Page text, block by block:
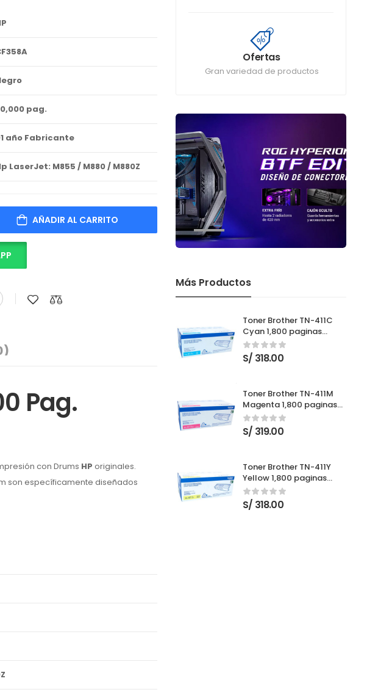
Ofertas
Gran variedad de productos
Más Productos
Toner Brother TN-411C
Cyan 1,800 paginas
Nuevo
S/ 318.00
Toner Brother TN-411M
Magenta 1,800 paginas
Nuevo
S/ 319.00
Toner Brother TN-411Y
Yellow 1,800 paginas
Nuevo
S/ 318.00
pag.
año Fabricante
LaserJet: M855 / M880 / M880Z
AÑADIR AL CARRITO
Pag.
con Drums HP originales.
son específicamente diseñados